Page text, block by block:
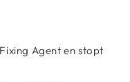
Agent en stopt